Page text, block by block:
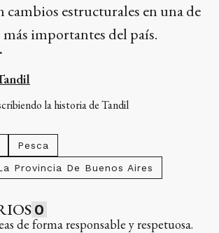
cambios estructurales en una de
más importantes del país.
la historia de Tandil
Pesca
Provincia De Buenos Aires
0
de forma responsable y respetuosa.